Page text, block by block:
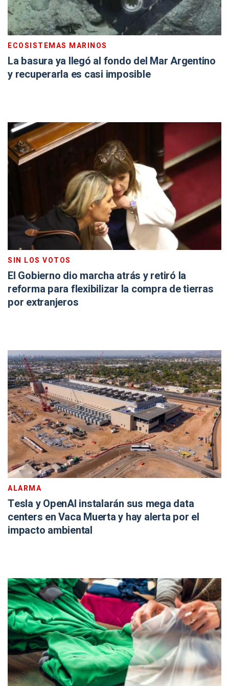
ECOSISTEMAS MARINOS
La basura ya llegó al fondo del Mar Argentino
y recuperarla es casi imposible
SIN LOS VOTOS
El Gobierno dio marcha atrás y retiró la
reforma para flexibilizar la compra de tierras
por extranjeros
ALARMA
Tesla y OpenAI instalarán sus mega data
centers en Vaca Muerta y hay alerta por el
impacto ambiental